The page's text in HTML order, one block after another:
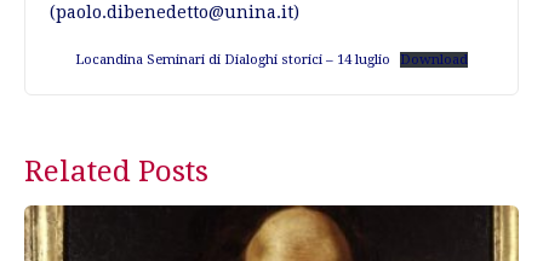
(paolo.dibenedetto@unina.it)
Locandina Seminari di Dialoghi storici – 14 luglio Download
Related Posts
Post
navigation